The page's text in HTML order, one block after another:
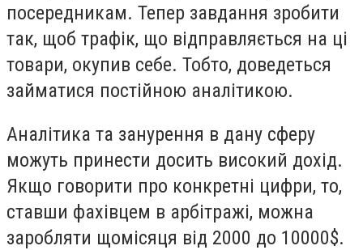
посередникам. Тепер завдання зробити
так, щоб трафік, що відправляється на ці
товари, окупив себе. Тобто, доведеться
займатися постійною аналітикою.
Аналітика та занурення в дану сферу
можуть принести досить високий дохід.
Якщо говорити про конкретні цифри, то,
ставши фахівцем в арбітражі, можна
заробляти щомісяця від 2000 до 10000$.